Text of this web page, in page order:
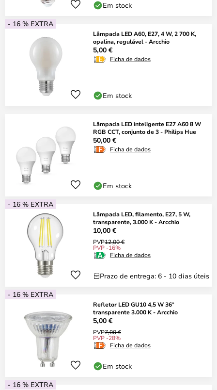
Em stock
- 16 % EXTRA
Lâmpada LED A60, E27, 4 W, 2 700 K,
opalina, regulável - Arcchio
5,00 €
Ficha de dados
Em stock
Lâmpada LED inteligente E27 A60 8 W
RGB CCT, conjunto de 3 - Philips Hue
50,00 €
Ficha de dados
Em stock
- 16 % EXTRA
Lâmpada LED, filamento, E27, 5 W,
transparente, 3.000 K - Arcchio
10,00 €
PVP12,00 €
PVP -16%
Ficha de dados
Prazo de entrega: 6 - 10 dias úteis
- 16 % EXTRA
Refletor LED GU10 4,5 W 36°
transparente 3.000 K - Arcchio
5,00 €
PVP7,00 €
PVP -28%
Ficha de dados
Em stock
- 16 % EXTRA